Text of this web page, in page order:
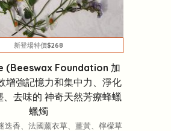
新登場特價$268
(Beeswax Foundation 加
增強記憶力和集中力、淨化
、去味的 神奇天然芳療蜂蠟
蠟燭
迭香、法國薰衣草、薑黃、檸檬草